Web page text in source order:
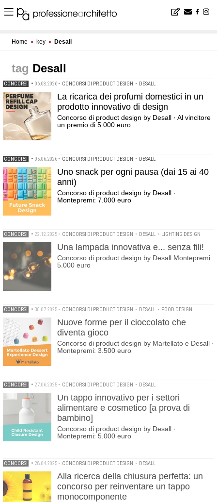
Home ▪ key ▪ Desall
Desall
CONCORSI • 06.08.2026 • CONCORSI DI PRODUCT DESIGN • DESALL
La ricarica dei profumi domestici in un
prodotto innovativo di design
Concorso di product design by Desall · Al vincitore
un premio di 5.000 euro
CONCORSI • 05.06.2026 • CONCORSI DI PRODUCT DESIGN • DESALL
Uno snack per ogni pausa (dai 15 ai 40
anni)
Concorso di product design by Desall ·
Montepremi: 7.000 euro
CONCORSI • 22.12.2025 • CONCORSI DI PRODUCT DESIGN • DESALL • LIGHTING DESIGN
Una lampada innovativa e... senza fili!
Concorso di product design by Desall Montepremi:
5.000 euro
CONCORSI • 30.07.2025 • CONCORSI DI PRODUCT DESIGN • DESALL • FOOD DESIGN
Nuove forme per il cioccolato che
diventa gioco
Concorso di product design by Martellato e Desall ·
Montepremi: 3.500 euro
CONCORSI • 27.06.2025 • CONCORSI DI PRODUCT DESIGN • DESALL
Un tappo innovativo per i settori
alimentare e cosmetico [a prova di
bambino]
Concorso di product design by Desall ·
Montepremi: 5.000 euro
CONCORSI • 28.04.2025 • CONCORSI DI PRODUCT DESIGN • DESALL
Alla ricerca della chiusura perfetta: un
concorso per reinventare un tappo
monocomponente